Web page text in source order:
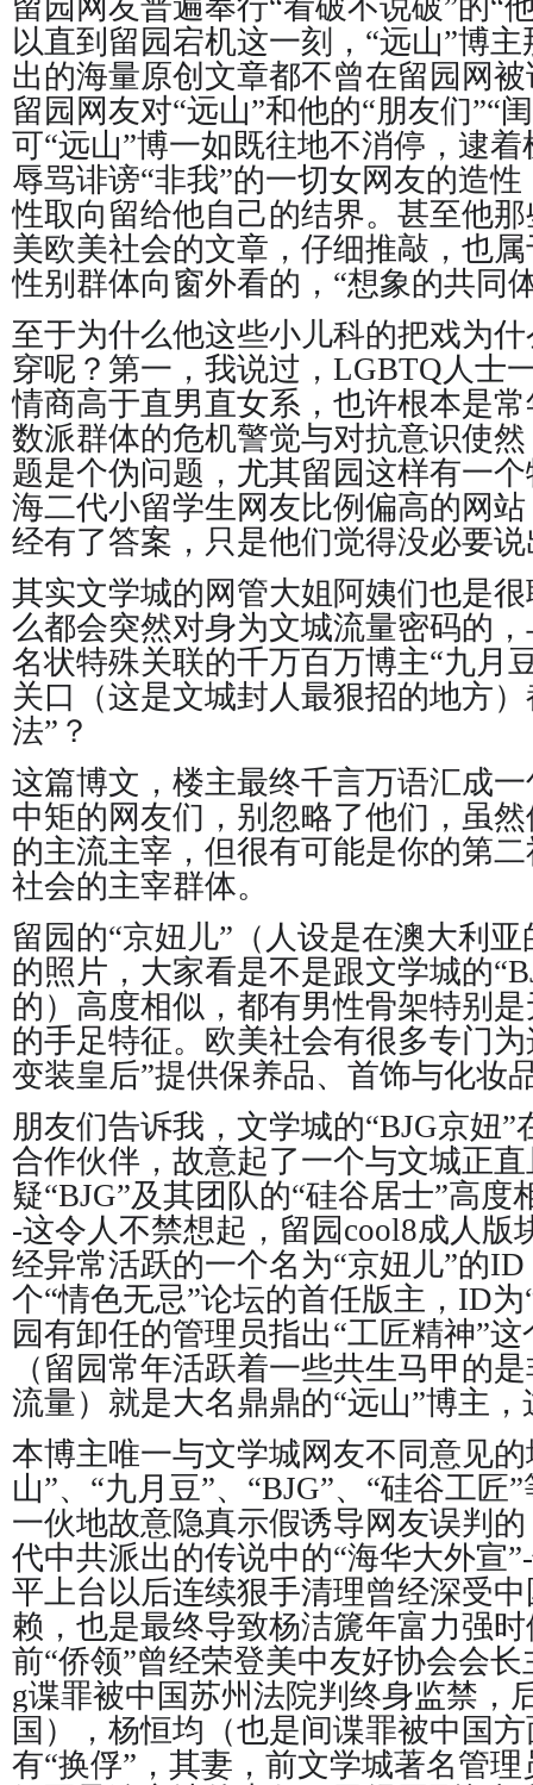
留园网友普遍奉行“看破不说破”的“
以直到留园宕机这一刻，“远山”博
出的海量原创文章都不曾在留园网
留园网友对“远山”和他的“朋友们”“
可“远山”博一如既往地不消停，逮
辱骂诽谤“非我”的一切女网友的造
性取向留给他自己的结界。甚至他
美欧美社会的文章，仔细推敲，也
性别群体向窗外看的，“想象的共同
至于为什么他这些小儿科的把戏为
穿呢？第一，我说过，LGBTQ人士
情商高于直男直女系，也许根本是
数派群体的危机警觉与对抗意识使
题是个伪问题，尤其留园这样有一
海二代小留学生网友比例偏高的网
经有了答案，只是他们觉得没必要
其实文学城的网管大姐阿姨们也是
么都会突然对身为文城流量密码的
名状特殊关联的千万百万博主“九月
关口（这是文城封人最狠招的地方
法”？
这篇博文，楼主最终千言万语汇成
中矩的网友们，别忽略了他们，虽
的主流主宰，但很有可能是你的第
社会的主宰群体。
留园的“京妞儿”（人设是在澳大利
的照片，大家看是不是跟文学城的
的）高度相似，都有男性骨架特别
的手足特征。欧美社会有很多专门为
变装皇后”提供保养品、首饰与化妆
朋友们告诉我，文学城的“BJG京妞
合作伙伴，故意起了一个与文城正
疑“BJG”及其团队的“硅谷居士”高度
-这令人不禁想起，留园cool8成人版
经异常活跃的一个名为“京妞儿”的
个“情色无忌”论坛的首任版主，ID
园有卸任的管理员指出“工匠精神”
（留园常年活跃着一些共生马甲的
流量）就是大名鼎鼎的“远山”博主
本博主唯一与文学城网友不同意见
山”、“九月豆”、“BJG”、“硅谷工匠
一伙地故意隐真示假诱导网友误判
代中共派出的传说中的“海华大外宣
平上台以后连续狠手清理曾经深受
赖，也是最终导致杨洁篪年富力强时
前“侨领”曾经荣登美中友好协会会
g谍罪被中国苏州法院判终身监禁，
国），杨恒均（也是间谍罪被中国
有“换俘”，其妻，前文学城著名管